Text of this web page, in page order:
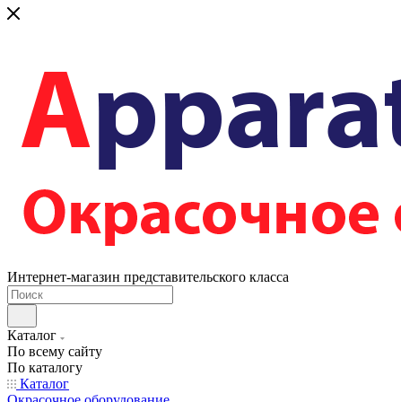
Интернет-магазин представительского класса
Каталог
По всему сайту
По каталогу
Каталог